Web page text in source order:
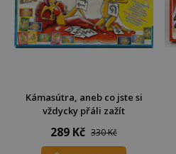
Kámasútra, aneb co jste si
vždycky přáli zažít
289 Kč 330 Kč